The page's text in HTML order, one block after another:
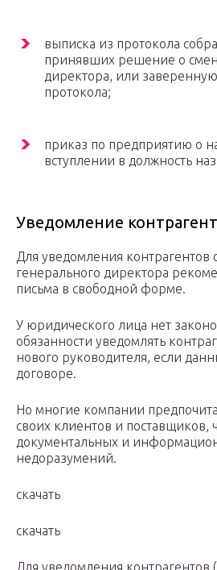
выписка из протокола
принявших решение о
директора, или
протокола;
приказ по предприятию о
вступлении в должность
Уведомление
Для уведомления контрагентов
генерального директора
письма в свободной форме.
У юридического лица нет
обязанности уведомлять
нового руководителя, если
договоре.
Но многие компании
своих клиентов и поставщиков,
документальных и
недоразумений.
скачать
скачать
Для уведомления контрагентов